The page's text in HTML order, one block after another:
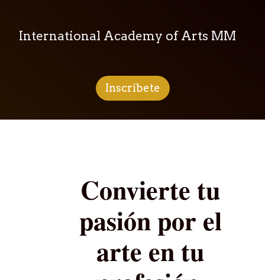
International Academy of Arts MM
Inscríbete
Convierte tu
pasión por el
arte en tu